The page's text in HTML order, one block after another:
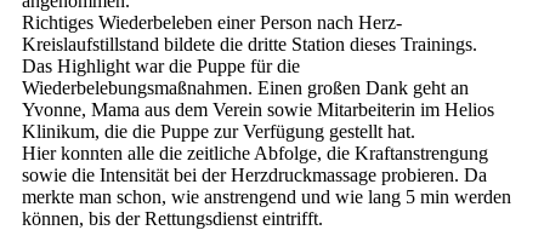
Richtiges Wiederbeleben einer Person nach Herz-
Kreislaufstillstand bildete die dritte Station dieses Trainings.
Das Highlight war die Puppe für die
Wiederbelebungsmaßnahmen. Einen großen Dank geht an
Yvonne, Mama aus dem Verein sowie Mitarbeiterin im Helios
Klinikum, die die Puppe zur Verfügung gestellt hat.
Hier konnten alle die zeitliche Abfolge, die Kraftanstrengung
sowie die Intensität bei der Herzdruckmassage probieren. Da
merkte man schon, wie anstrengend und wie lang 5 min werden
können, bis der Rettungsdienst eintrifft.